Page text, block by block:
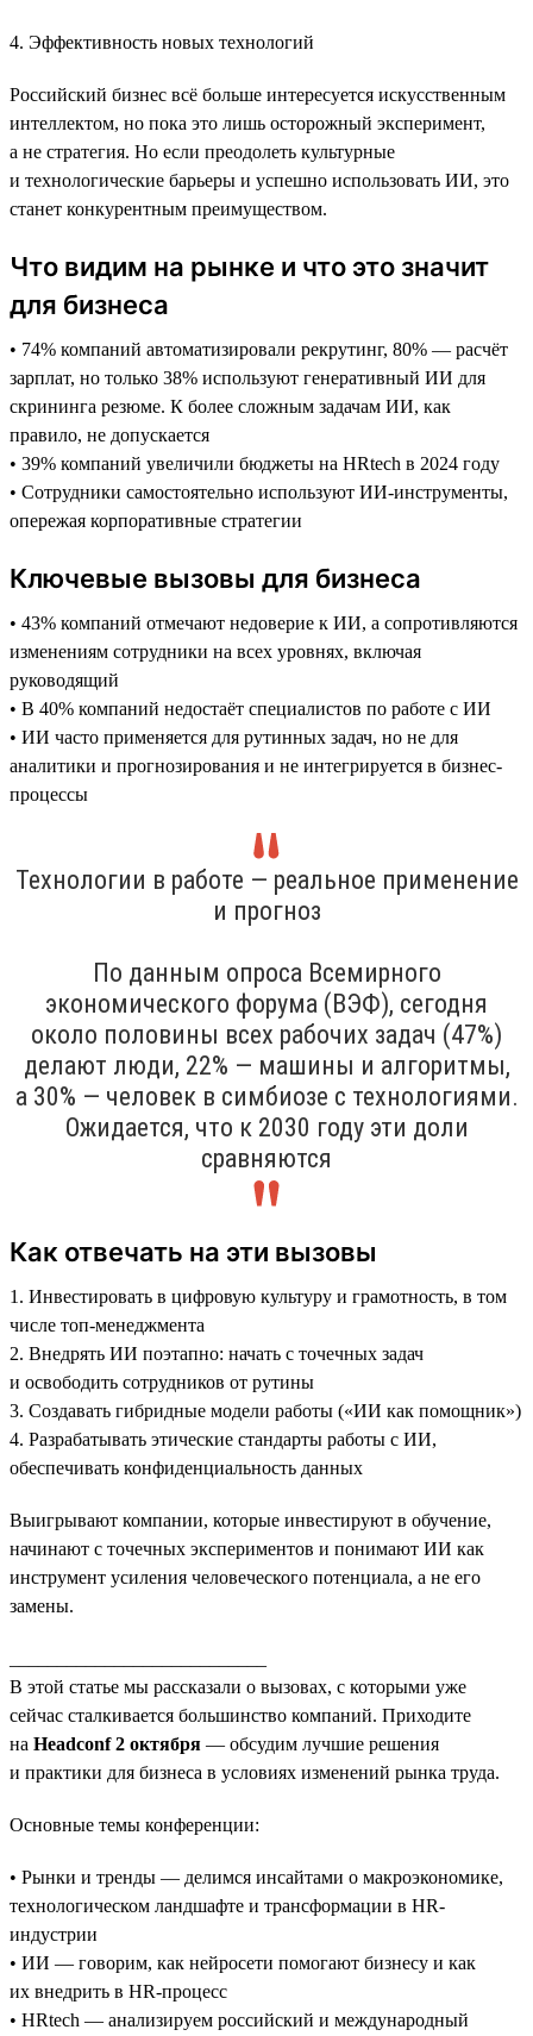
4. Эффективность новых технологий
Российский бизнес всё больше интересуется искусственным
интеллектом, но пока это лишь осторожный эксперимент,
а не стратегия. Но если преодолеть культурные
и технологические барьеры и успешно использовать ИИ, это
станет конкурентным преимуществом.
Что видим на рынке и что это значит
для бизнеса
• 74% компаний автоматизировали рекрутинг, 80% — расчёт
зарплат, но только 38% используют генеративный ИИ для
скрининга резюме. К более сложным задачам ИИ, как
правило, не допускается
• 39% компаний увеличили бюджеты на HRtech в 2024 году
• Сотрудники самостоятельно используют ИИ-инструменты,
опережая корпоративные стратегии
Ключевые вызовы для бизнеса
• 43% компаний отмечают недоверие к ИИ, а сопротивляются
изменениям сотрудники на всех уровнях, включая
руководящий
• В 40% компаний недостаёт специалистов по работе с ИИ
• ИИ часто применяется для рутинных задач, но не для
аналитики и прогнозирования и не интегрируется в бизнес-
процессы
Технологии в работе — реальное применение
и прогноз
По данным опроса Всемирного
экономического форума (ВЭФ), сегодня
около половины всех рабочих задач (47%)
делают люди, 22% — машины и алгоритмы,
а 30% — человек в симбиозе с технологиями.
Ожидается, что к 2030 году эти доли
сравняются
Как отвечать на эти вызовы
1. Инвестировать в цифровую культуру и грамотность, в том
числе топ-менеджмента
2. Внедрять ИИ поэтапно: начать с точечных задач
и освободить сотрудников от рутины
3. Создавать гибридные модели работы («ИИ как помощник»)
4. Разрабатывать этические стандарты работы с ИИ,
обеспечивать конфиденциальность данных
Выигрывают компании, которые инвестируют в обучение,
начинают с точечных экспериментов и понимают ИИ как
инструмент усиления человеческого потенциала, а не его
замены.
В этой статье мы рассказали о вызовах, с которыми уже
сейчас сталкивается большинство компаний. Приходите
на Headconf 2 октября — обсудим лучшие решения
и практики для бизнеса в условиях изменений рынка труда.
Основные темы конференции:
• Рынки и тренды — делимся инсайтами о макроэкономике,
технологическом ландшафте и трансформации в HR-
индустрии
• ИИ — говорим, как нейросети помогают бизнесу и как
их внедрить в HR-процесс
• HRtech — анализируем российский и международный